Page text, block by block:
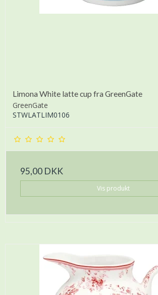
Limona White latte cup fra GreenGate
GreenGate
STWLATLIM0106
95,00 DKK
Vis produkt